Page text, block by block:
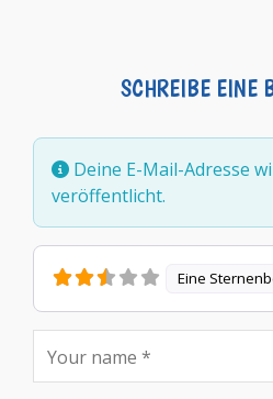
SCHREIBE EINE
Deine E-Mail-Adresse
veröffentlicht.
Eine